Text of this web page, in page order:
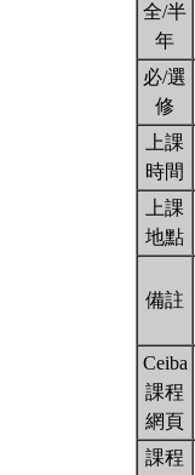
全/半
年
必/選
修
上課
時間
上課
地點
備註
Ceiba
課程
網頁
課程